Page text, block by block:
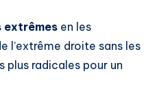
extrêmes en les
l’extrême droite sans les
plus radicales pour un